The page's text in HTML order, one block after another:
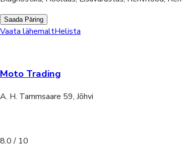
Saada Päring
Vaata lähemaltHelista
Moto Trading
A. H. Tammsaare 59, Jõhvi
8.0 / 10